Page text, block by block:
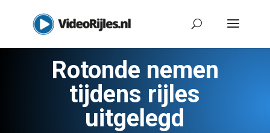
Rotonde nemen
tijdens rijles
uitgelegd